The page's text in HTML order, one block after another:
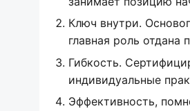
Ключ внутри.
главная роль отдана
Гибкость.
индивидуальные
Эффективность,